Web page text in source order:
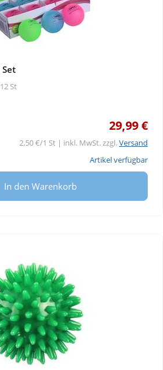
Set
12 St
29,99 €
2,50 €/1 St | inkl. MwSt. zzgl.Versand
Artikel verfügbar
In den Warenkorb